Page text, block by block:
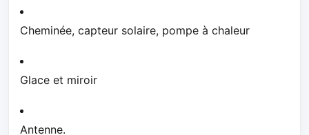
Cheminée, capteur solaire, pompe à chaleur
Glace et miroir
Antenne.